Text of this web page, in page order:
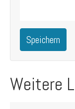
Speichern
Weitere